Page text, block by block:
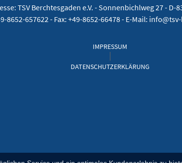
TSV Berchtesgaden e.V. -Sonnenbichlweg 27 - D-
8652-657622 - Fax: +49-8652-66478 - E-Mail:
IMPRESSUM
DATENSCHUTZERKLÄRUNG